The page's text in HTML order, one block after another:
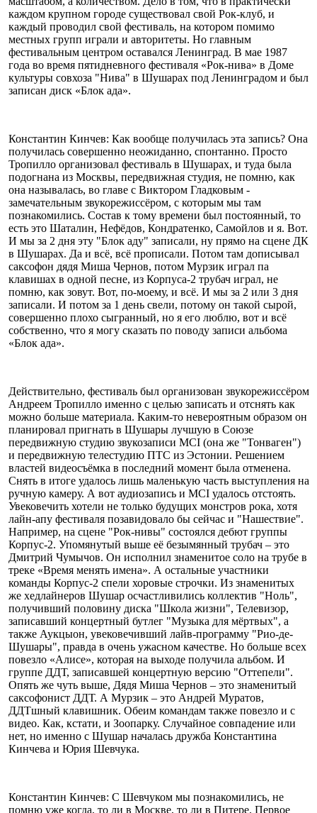
каждом крупном городе существовал свой Рок-клуб, и
каждый проводил свой фестиваль, на котором помимо
местных групп играли и авторитеты. Но главным
фестивальным центром оставался Ленинград. В мае 1987
года во время пятидневного фестиваля «Рок-нива» в Доме
культуры совхоза "Нива" в Шушарах под Ленинградом и был
записан диск «Блок ада».
Константин Кинчев: Как вообще получилась эта запись? Она
получилась совершенно неожиданно, спонтанно. Просто
Тропилло организовал фестиваль в Шушарах, и туда была
подогнана из Москвы, передвижная студия, не помню, как
она называлась, во главе с Виктором Гладковым -
замечательным звукорежиссёром, с которым мы там
познакомились. Состав к тому времени был постоянный, то
есть это Шаталин, Нефёдов, Кондратенко, Самойлов и я. Вот.
И мы за 2 дня эту "Блок аду" записали, ну прямо на сцене ДК
в Шушарах. Да и всё, всё прописали. Потом там дописывал
саксофон дядя Миша Чернов, потом Мурзик играл па
клавишах в одной песне, из Корпуса-2 трубач играл, не
помню, как зовут. Вот, по-моему, и всё. И мы за 2 или 3 дня
записали. И потом за 1 день свели, потому он такой сырой,
совершенно плохо сыгранный, но я его люблю, вот и всё
собственно, что я могу сказать по поводу записи альбома
«Блок ада».
Действительно, фестиваль был организован звукорежиссёром
Андреем Тропилло именно с целью записать и отснять как
можно больше материала. Каким-то невероятным образом он
планировал пригнать в Шушары лучшую в Союзе
передвижную студию звукозаписи MCI (она же "Тонваген")
и передвижную телестудию ПТС из Эстонии. Решением
властей видеосъёмка в последний момент была отменена.
Снять в итоге удалось лишь маленькую часть выступления на
ручную камеру. А вот аудиозапись и MCI удалось отстоять.
Увековечить хотели не только будущих монстров рока, хотя
лайн-апу фестиваля позавидовало бы сейчас и "Нашествие".
Например, на сцене "Рок-нивы" состоялся дебют группы
Корпус-2. Упомянутый выше её безымянный трубач – это
Дмитрий Чумычов. Он исполнил знаменитое соло на трубе в
треке «Время менять имена». А остальные участники
команды Корпус-2 спели хоровые строчки. Из знаменитых
же хедлайнеров Шушар осчастливились коллектив "Ноль",
получивший половину диска "Школа жизни", Телевизор,
записавший концертный бутлег "Музыка для мёртвых", а
также Аукцыон, увековечивший лайв-программу "Рио-де-
Шушары", правда в очень ужасном качестве. Но больше всех
повезло «Алисе», которая на выходе получила альбом. И
группе ДДТ, записавшей концертную версию "Оттепели".
Опять же чуть выше, Дядя Миша Чернов – это знаменитый
саксофонист ДДТ. А Мурзик – это Андрей Муратов,
ДДТшный клавишник. Обеим командам также повезло и с
видео. Как, кстати, и Зоопарку. Случайное совпадение или
нет, но именно с Шушар началась дружба Константина
Кинчева и Юрия Шевчука.
Константин Кинчев: С Шевчуком мы познакомились, не
помню уже когда, то ли в Москве, то ли в Питере. Первое